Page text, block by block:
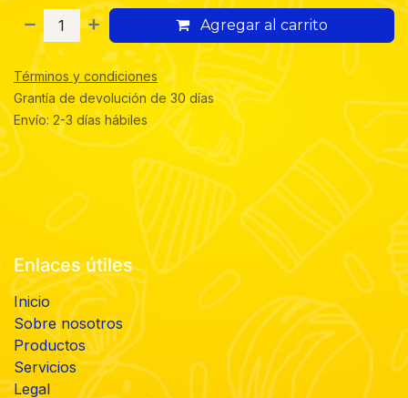
Agregar al carrito
Términos y condiciones
Grantía de devolución de 30 días
Envío: 2-3 días hábiles
Enlaces útiles
Inicio
Sobre nosotros
Productos
Servicios
Legal